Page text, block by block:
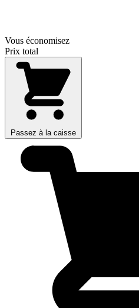
Vous économisez
Prix total
Passez à la caisse